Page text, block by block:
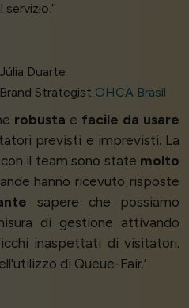
Júlia Duarte
Brand Strategist OHCA Brasil
robusta e facile da usare
previsti e imprevisti. La
il team sono state molto
hanno ricevuto risposte
sapere che possiamo
di gestione attivando
inaspettati di visitatori.
di Queue-Fair.’